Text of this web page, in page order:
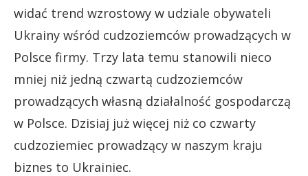
widać trend wzrostowy w udziale obywateli
Ukrainy wśród cudzoziemców prowadzących w
Polsce firmy. Trzy lata temu stanowili nieco
mniej niż jedną czwartą cudzoziemców
prowadzących własną działalność gospodarczą
w Polsce. Dzisiaj już więcej niż co czwarty
cudzoziemiec prowadzący w naszym kraju
biznes to Ukrainiec.